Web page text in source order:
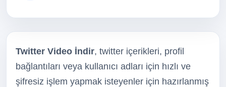
Twitter Video İndir, twitter içerikleri, profil
bağlantıları veya kullanıcı adları için hızlı ve
şifresiz işlem yapmak isteyenler için hazırlanmış